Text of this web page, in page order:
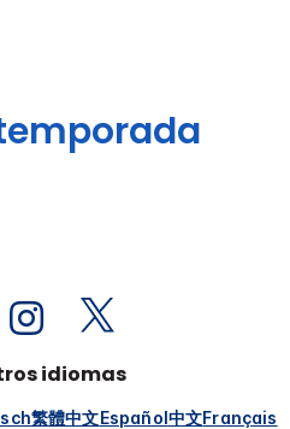
idiomas
繁體中文Español中文Français